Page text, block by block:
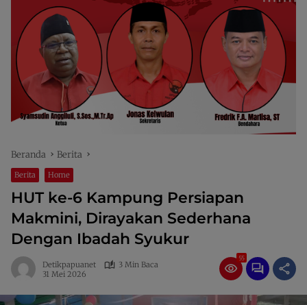
Beranda Berita
Berita Home
HUT ke-6 Kampung Persiapan
Makmini, Dirayakan Sederhana
Dengan Ibadah Syukur
Detikpapuanet
3 Min Baca
31 Mei 2026
55